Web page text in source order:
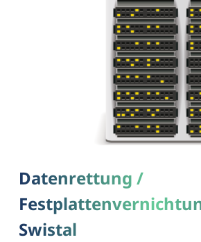
Datenrettung /
Swistal